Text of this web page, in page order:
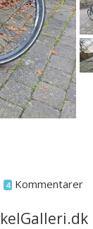
4 Kommentarer